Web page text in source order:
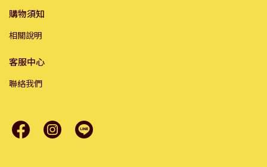
購物須知
相關說明
客服中心
聯絡我們